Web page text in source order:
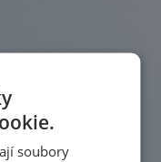
soubory